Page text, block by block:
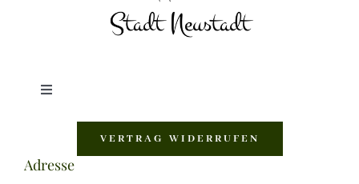
Toggle
VERTRAG WIDERRUFEN
Adresse